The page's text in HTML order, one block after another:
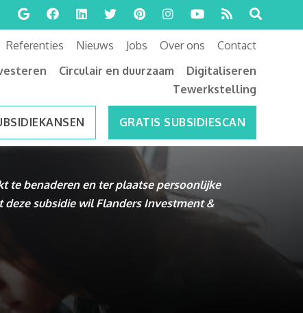
Referenties Nieuws Jobs Over ons
Contact
Circulair en duurzaam
Digitaliseren
Tewerkstelling
GRATIS SUBSIDIESCAN
te benaderen en ter plaatse persoonlijke
subsidie wil Flanders Investment &